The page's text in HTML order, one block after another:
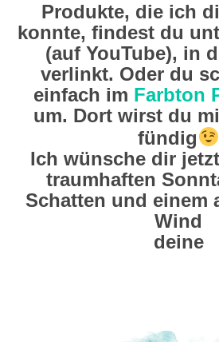
Produkte, die ich
konnte, findest du
(auf YouTube), in
verlinkt. Oder du
einfach im Farbton
um. Dort wirst du
fündig
Ich wünsche dir
traumhaften
Schatten und einem
Wind
deine